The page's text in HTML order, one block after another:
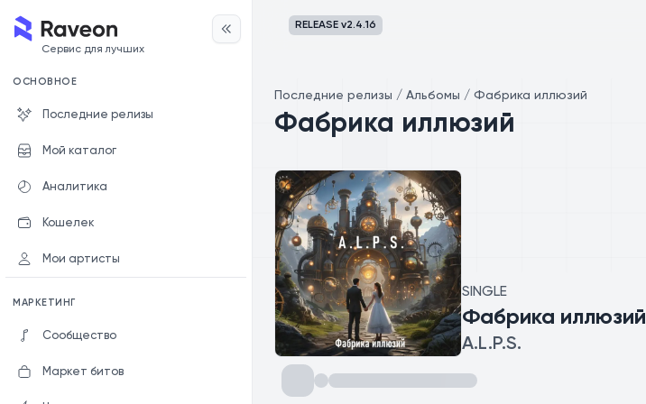
Сервис для лучших
ОСНОВНОЕ
Последние релизы
Мой каталог
Аналитика
Кошелек
Мои артисты
МАРКЕТИНГ
Сообщество
Маркет битов
RELEASE v2.4.16
Последние релизы / Альбомы / Фабрика иллюзий
Фабрика иллюзий
SINGLE
Фабрика иллюзий
A.L.P.S.